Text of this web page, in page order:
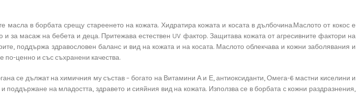
масла в борбата срещу стареенето на кожата. Хидратира кожата и косата в дълбочина.Маслото от кокос е
за масаж на бебета и деца. Притежава естествен UV фактор. Защитава кожата от агресивните фактори на
поддържа здравословен баланс и вид на кожата и на косата. Маслото облекчава и кожни заболявания и
по-ценно и със съхранени качества.
се дължат на химичния му състав – богато на Витамини А и Е, антиоксиданти, Омега-6 мастни киселини и
поддържане на младостта, здравето и сияйния вид на кожата. Използва се в борбата с кожни раздразнения,